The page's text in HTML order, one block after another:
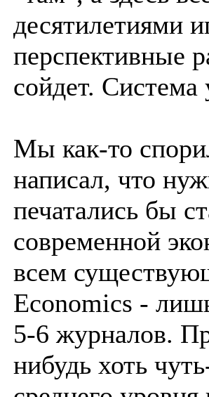
десятилетиями
перспективные
сойдет. Система
Мы как-то
написал, что
печатались бы
современной
всем
Economics -
5-6 журналов.
нибудь хоть